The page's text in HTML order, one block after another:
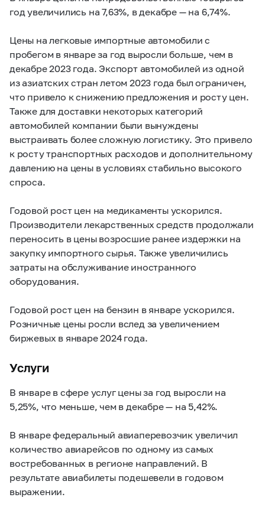
год увеличились на 7,63%, в декабре — на 6,74%.
Цены на легковые импортные автомобили с
пробегом в январе за год выросли больше, чем в
декабре 2023 года. Экспорт автомобилей из одной
из азиатских стран летом 2023 года был ограничен,
что привело к снижению предложения и росту цен.
Также для доставки некоторых категорий
автомобилей компании были вынуждены
выстраивать более сложную логистику. Это привело
к росту транспортных расходов и дополнительному
давлению на цены в условиях стабильно высокого
спроса.
Годовой рост цен на медикаменты ускорился.
Производители лекарственных средств продолжали
переносить в цены возросшие ранее издержки на
закупку импортного сырья. Также увеличились
затраты на обслуживание иностранного
оборудования.
Годовой рост цен на бензин в январе ускорился.
Розничные цены росли вслед за увеличением
биржевых в январе 2024 года.
Услуги
В январе в сфере услуг цены за год выросли на
5,25%, что меньше, чем в декабре — на 5,42%.
В январе федеральный авиаперевозчик увеличил
количество авиарейсов по одному из самых
востребованных в регионе направлений. В
результате авиабилеты подешевели в годовом
выражении.